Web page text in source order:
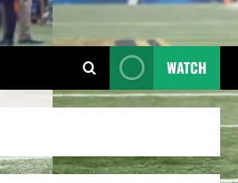
WATCH